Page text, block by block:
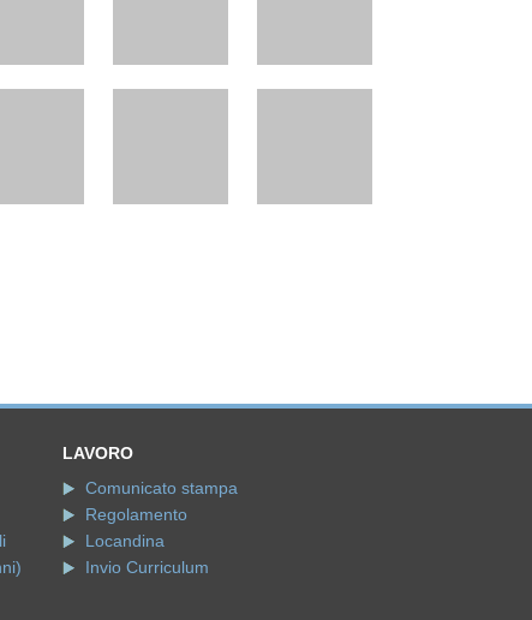
LAVORO
Comunicato stampa
Regolamento
Locandina
Invio Curriculum